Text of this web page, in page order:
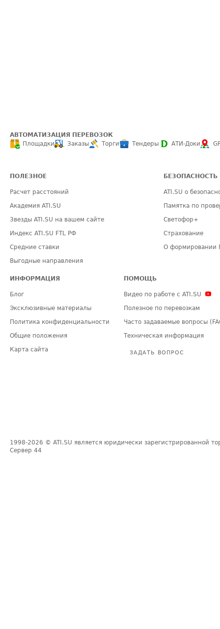
АВТОМАТИЗАЦИЯ ПЕРЕВОЗОК
Площадки
Заказы Торги Тендеры АТИ-Доки
ПОЛЕЗНОЕ
Расчет расстояний
Академия ATI.SU
Звезды ATI.SU на вашем сайте
Индекс ATI.SU FTL РФ
Средние ставки
Выгодные направления
БЕЗОПАСНОСТЬ
ATI.SU о
Памятка по
Светофор+
Страхование
О формировании
ИНФОРМАЦИЯ
Блог
Эксклюзивные материалы
Политика конфиденциальности
Общие положения
Карта сайта
ПОМОЩЬ
Видео по работе с ATI.SU
Полезное по перевозкам
Часто задаваемые вопросы
Техническая информация
ЗАДАТЬ ВОПРОС
1998-2026 © ATI.SU является юридически зарегистрированной
Сервер 44